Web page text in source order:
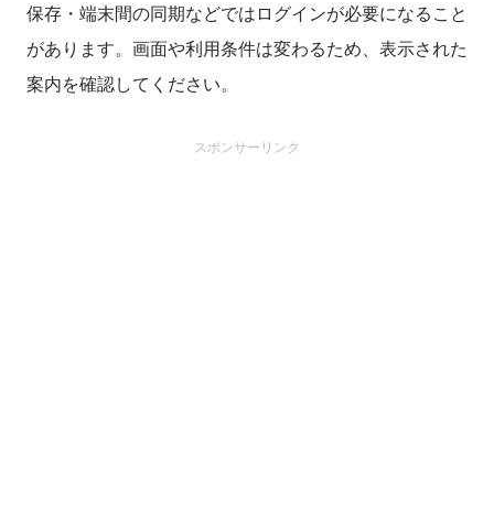
保存・端末間の同期などではログインが必要になること
があります。画面や利用条件は変わるため、表示された
案内を確認してください。
スポンサーリンク